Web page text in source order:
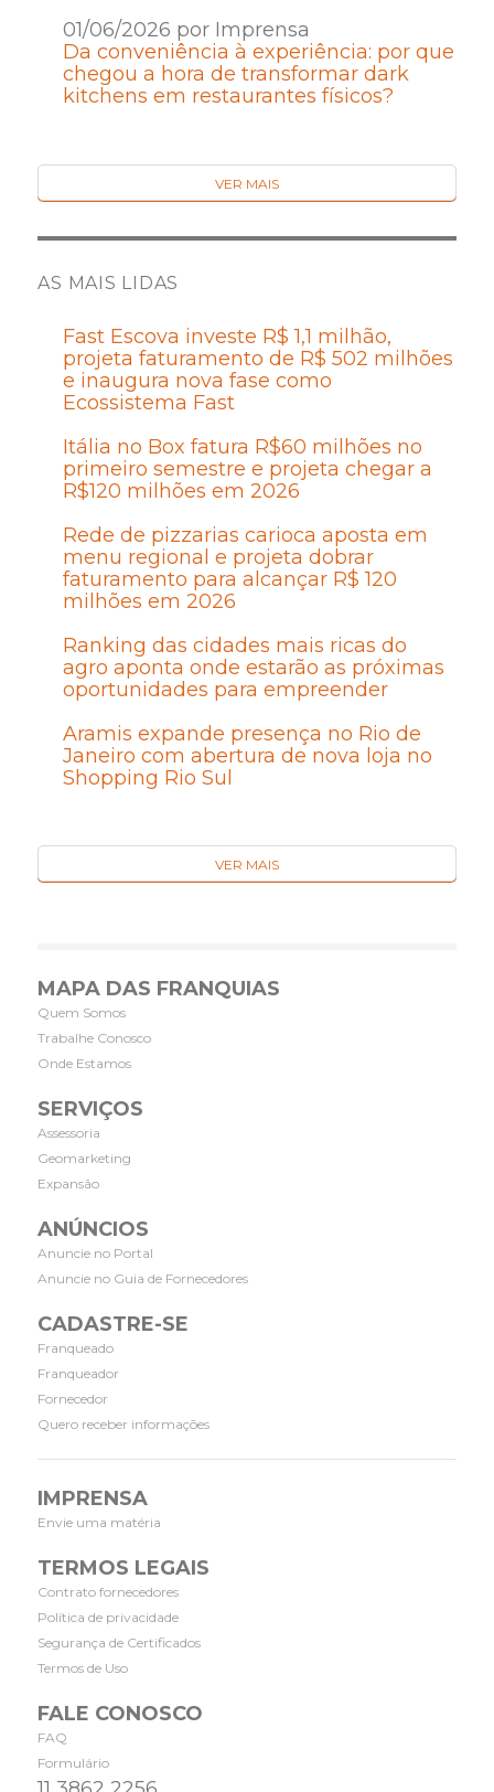
01/06/2026 por Imprensa
Da conveniência à experiência: por que
chegou a hora de transformar dark
kitchens em restaurantes físicos?
VER MAIS
AS MAIS LIDAS
Fast Escova investe R$ 1,1 milhão,
projeta faturamento de R$ 502 milhões
e inaugura nova fase como
Ecossistema Fast
Itália no Box fatura R$60 milhões no
primeiro semestre e projeta chegar a
R$120 milhões em 2026
Rede de pizzarias carioca aposta em
menu regional e projeta dobrar
faturamento para alcançar R$ 120
milhões em 2026
Ranking das cidades mais ricas do
agro aponta onde estarão as próximas
oportunidades para empreender
Aramis expande presença no Rio de
Janeiro com abertura de nova loja no
Shopping Rio Sul
VER MAIS
MAPA DAS FRANQUIAS
Quem Somos
Trabalhe Conosco
Onde Estamos
SERVIÇOS
Assessoria
Geomarketing
Expansão
ANÚNCIOS
Anuncie no Portal
Anuncie no Guia de Fornecedores
CADASTRE-SE
Franqueado
Franqueador
Fornecedor
Quero receber informações
IMPRENSA
Envie uma matéria
TERMOS LEGAIS
Contrato fornecedores
Política de privacidade
Segurança de Certificados
Termos de Uso
FALE CONOSCO
FAQ
Formulário